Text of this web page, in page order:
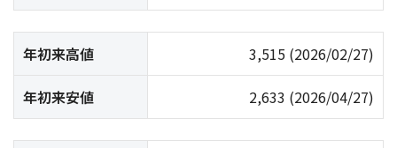
年初来高値 3,515 (2026/02/27)
年初来安値 2,633 (2026/04/27)